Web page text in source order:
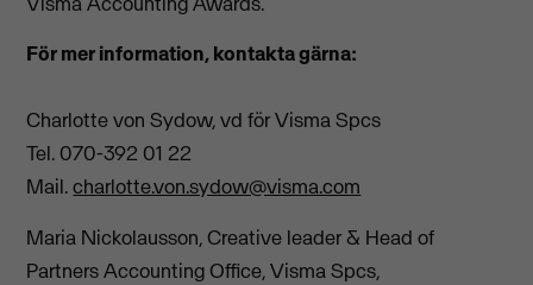
För mer information, kontakta gärna:
Charlotte von Sydow, vd för Visma Spcs
Tel. 070-392 01 22
Mail.charlotte.von.sydow@visma.com
Maria Nickolausson, Creative leader & Head of
Partners Accounting Office, Visma Spcs,